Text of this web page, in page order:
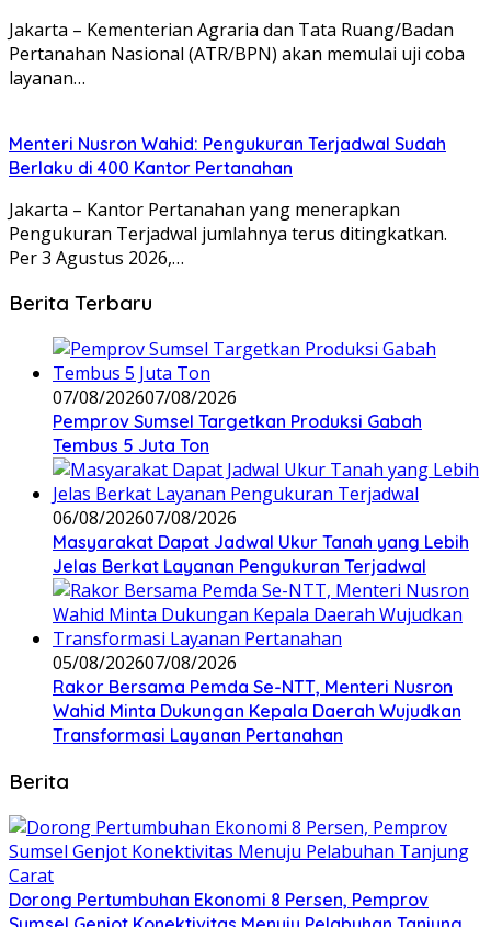
Jakarta – Kementerian Agraria dan Tata Ruang/Badan
Pertanahan Nasional (ATR/BPN) akan memulai uji coba
layanan…
Menteri Nusron Wahid: Pengukuran Terjadwal Sudah
Berlaku di 400 Kantor Pertanahan
Jakarta – Kantor Pertanahan yang menerapkan
Pengukuran Terjadwal jumlahnya terus ditingkatkan.
Per 3 Agustus 2026,…
Berita Terbaru
07/08/202607/08/2026
Pemprov Sumsel Targetkan Produksi Gabah
Tembus 5 Juta Ton
06/08/202607/08/2026
Masyarakat Dapat Jadwal Ukur Tanah yang Lebih
Jelas Berkat Layanan Pengukuran Terjadwal
05/08/202607/08/2026
Rakor Bersama Pemda Se-NTT, Menteri Nusron
Wahid Minta Dukungan Kepala Daerah Wujudkan
Transformasi Layanan Pertanahan
Berita
Dorong Pertumbuhan Ekonomi 8 Persen, Pemprov